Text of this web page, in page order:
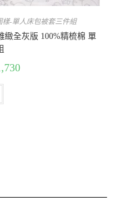
樣-單人床包被套三件組
緻全灰版 100%精梳棉 單